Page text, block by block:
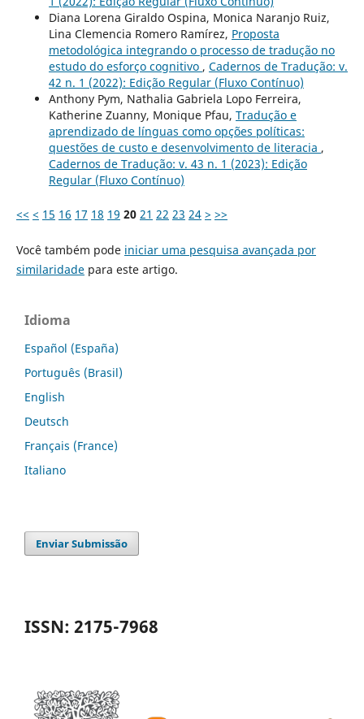
Diana Lorena Giraldo Ospina, Monica Naranjo Ruiz,
Lina Clemencia Romero Ramírez, Proposta
metodológica integrando o processo de tradução no
estudo do esforço cognitivo , Cadernos de Tradução: v.
42 n. 1 (2022): Edição Regular (Fluxo Contínuo)
Anthony Pym, Nathalia Gabriela Lopo Ferreira,
Katherine Zuanny, Monique Pfau, Tradução e
aprendizado de línguas como opções políticas:
questões de custo e desenvolvimento de literacia ,
Cadernos de Tradução: v. 43 n. 1 (2023): Edição
Regular (Fluxo Contínuo)
<< < 15 16 17 18 19 20 21 22 23 24 > >>
Você também pode iniciar uma pesquisa avançada por
similaridadepara este artigo.
Idioma
Español (España)
Português (Brasil)
English
Deutsch
Français (France)
Italiano
Enviar Submissão
ISSN: 2175-7968